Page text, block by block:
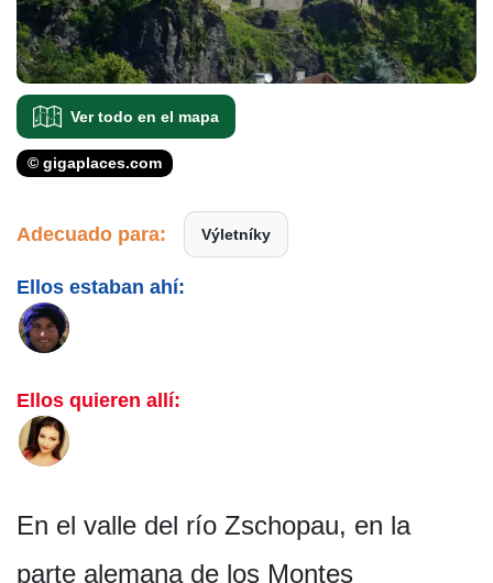
Ver todo en el mapa
© gigaplaces.com
Adecuado para: Výletníky
Ellos estaban ahí:
Ellos quieren allí:
En el valle del río Zschopau, en la
parte alemana de los Montes